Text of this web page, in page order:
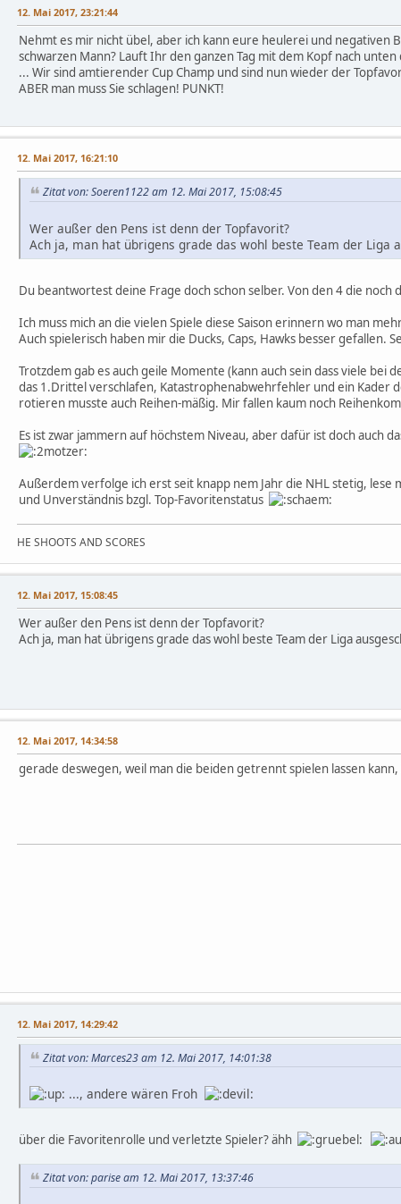
12. Mai 2017, 23:21:44
Nehmt es mir nicht übel, aber ich kann eure heulerei und
schwarzen Mann? Lauft Ihr den ganzen Tag mit dem Kopf nach
... Wir sind amtierender Cup Champ und sind nun wieder der
ABER man muss Sie schlagen! PUNKT!
12. Mai 2017, 16:21:10
Zitat von: Soeren1122 am 12. Mai 2017, 15:08:45
Wer außer den Pens ist denn der Topfavorit?
Ach ja, man hat übrigens grade das wohl beste Team der Liga
Du beantwortest deine Frage doch schon selber. Von den 4 die noch
Ich muss mich an die vielen Spiele diese Saison erinnern wo man
Auch spielerisch haben mir die Ducks, Caps, Hawks besser gefallen.
Trotzdem gab es auch geile Momente (kann auch sein dass viele bei
das 1.Drittel verschlafen, Katastrophenabwehrfehler und ein Kader
rotieren musste auch Reihen-mäßig. Mir fallen kaum noch
Es ist zwar jammern auf höchstem Niveau, aber dafür ist doch auch
Außerdem verfolge ich erst seit knapp nem Jahr die NHL stetig,
und Unverständnis bzgl. Top-Favoritenstatus
HE SHOOTS AND SCORES
12. Mai 2017, 15:08:45
Wer außer den Pens ist denn der Topfavorit?
Ach ja, man hat übrigens grade das wohl beste Team der Liga
12. Mai 2017, 14:34:58
gerade deswegen, weil man die beiden getrennt spielen lassen
12. Mai 2017, 14:29:42
Zitat von: Marces23 am 12. Mai 2017, 14:01:38
..., andere wären Froh
über die Favoritenrolle und verletzte Spieler? ähh
Zitat von: parise am 12. Mai 2017, 13:37:46